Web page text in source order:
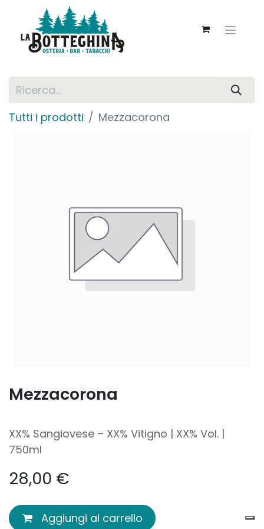
Tutti i prodotti Mezzacorona
Mezzacorona
XX% Sangiovese – XX% Vitigno | XX% Vol. |
750ml
28,00 €
Aggiungi al carrello